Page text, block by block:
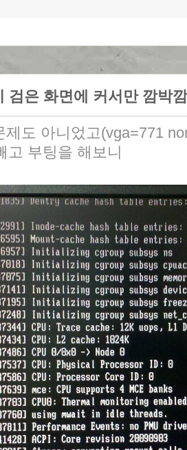
검은 화면에 커서만 깜박
제도 아니었고(vga=771
고 부팅을 해보니